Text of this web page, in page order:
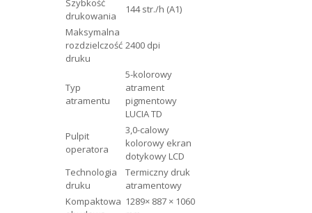
Szybkość
drukowania
144 str./h (A1)
Maksymalna
rozdzielczość
druku
2400 dpi
Typ
atramentu
5-kolorowy
atrament
pigmentowy
LUCIA TD
Pulpit
operatora
3,0-calowy
kolorowy ekran
dotykowy LCD
Technologia
druku
Termiczny druk
atramentowy
Kompaktowa 1289× 887 × 1060